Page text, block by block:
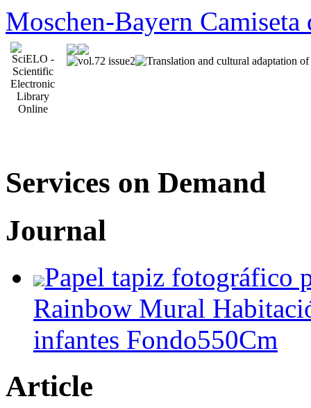
Moschen-Bayern
Services on Demand
Journal
Papel tapiz fotográfico
Rainbow Mural
infantes Fondo550Cm
Article